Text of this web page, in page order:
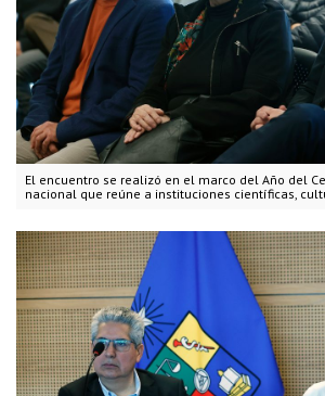
El encuentro se realizó en el marco del Año del
nacional que reúne a instituciones científicas,